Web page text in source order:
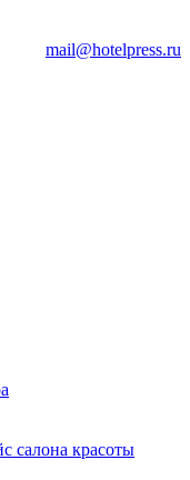
mail@hotelpress.ru
салона красоты